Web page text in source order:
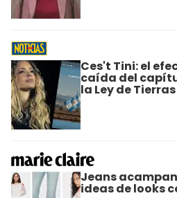
Ces't Tini: el
caída del
la Ley de Tierras
Jeans
ideas de looks